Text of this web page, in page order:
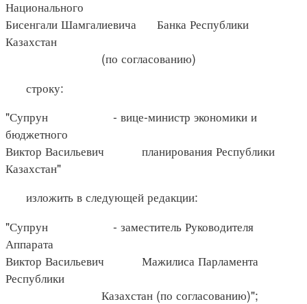
Национального
Бисенгали Шамгалиевича Банка Республики
Казахстан
(по согласованию)
строку:
"Супрун - вице-министр экономики и
бюджетного
Виктор Васильевич планирования Республики
Казахстан"
изложить в следующей редакции:
"Супрун - заместитель Руководителя
Аппарата
Виктор Васильевич Мажилиса Парламента
Республики
Казахстан (по согласованию)";